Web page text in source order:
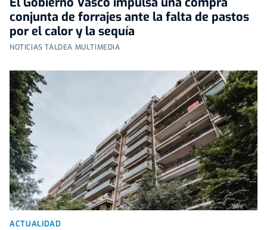
conjunta de forrajes ante la falta de pastos
por el calor y la sequía
NOTICIAS TALDEA MULTIMEDIA
ACTUALIDAD